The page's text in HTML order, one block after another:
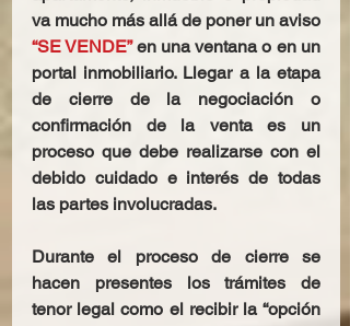
“SE VENDE” en una ventana o en un
portal inmobiliario. Llegar a la etapa
de cierre de la negociación o
confirmación de la venta es un
proceso que debe realizarse con el
debido cuidado e interés de todas
las partes involucradas.
Durante el proceso de cierre se
hacen presentes los trámites de
tenor legal como el recibir la “opción